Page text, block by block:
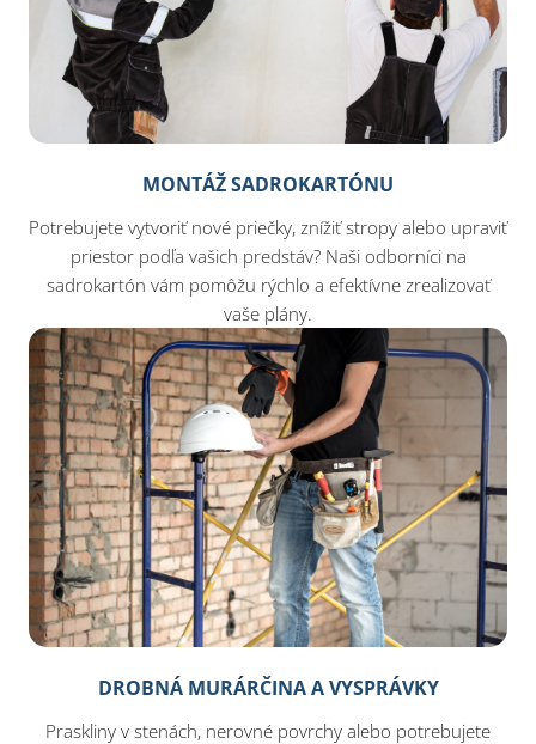
MONTÁŽ SADROKARTÓNU
Potrebujete vytvoriť nové priečky, znížiť stropy alebo upraviť
priestor podľa vašich predstáv? Naši odborníci na
sadrokartón vám pomôžu rýchlo a efektívne zrealizovať
vaše plány.
DROBNÁ MURÁRČINA A VYSPRÁVKY
Praskliny v stenách, nerovné povrchy alebo potrebujete